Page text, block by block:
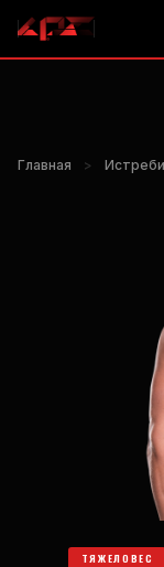
Главная >
ТЯЖЕЛОВЕС